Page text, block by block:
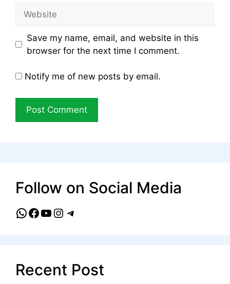
Save my name, email, and website in this
browser for the next time I comment.
Notify me of new posts by email.
Follow on Social Media
WhatsApp
Facebook
YouTube
Instagram
Telegram
Recent Post